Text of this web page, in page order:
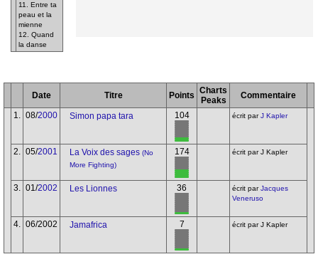
11. Entre ta
peau et la
mienne
12. Quand
la danse
Date Titre Points Charts
Peaks
Commentaire
1.
08/2000 Simon papa tara 104 écrit parJ Kapler
2. 05/2001 La Voix des sages (No
More Fighting)
174 écrit par J Kapler
3. 01/2002 Les Lionnes 36 écrit parJacques
Veneruso
4. 06/2002 Jamafrica 7 écrit par J Kapler